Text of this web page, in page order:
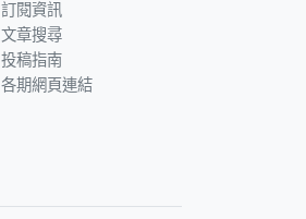
訂閱資訊
文章搜尋
投稿指南
各期網頁連結